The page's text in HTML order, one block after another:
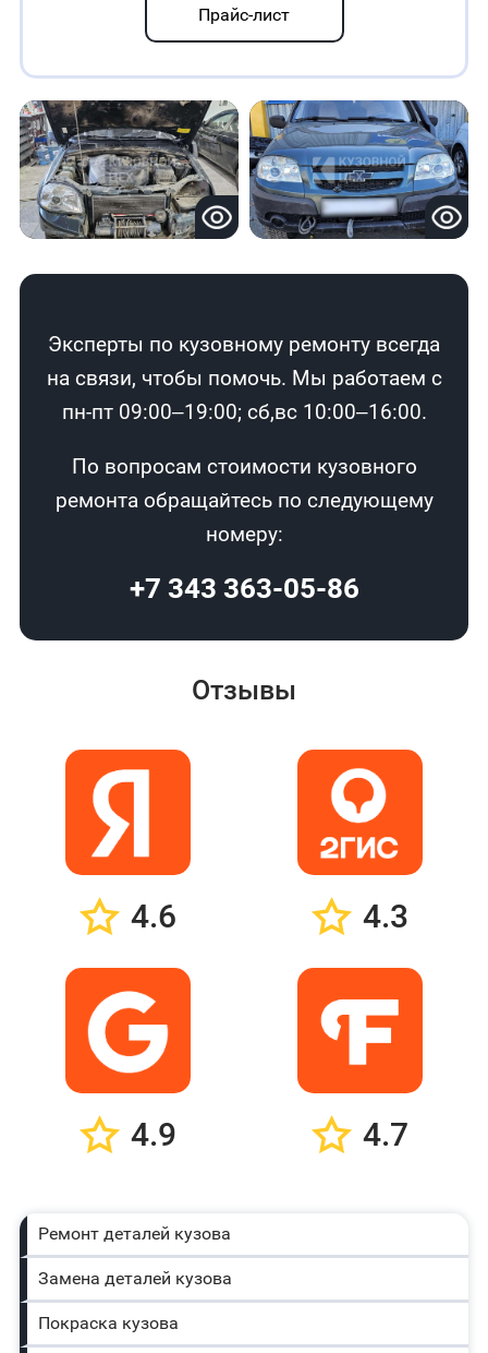
Прайс-лист
Эксперты по кузовному ремонту всегда
на связи, чтобы помочь. Мы работаем с
пн-пт 09:00–19:00; сб,вс 10:00–16:00.
По вопросам стоимости кузовного
ремонта обращайтесь по следующему
номеру:
+7 343 363-05-86
Отзывы
4.6 4.3
4.9 4.7
Ремонт деталей кузова
Замена деталей кузова
Покраска кузова